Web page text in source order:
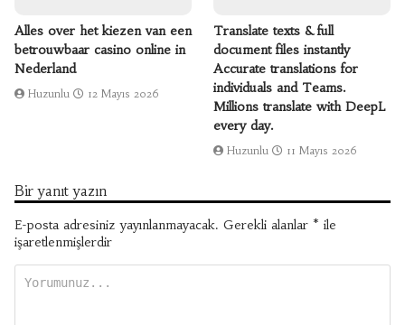
Alles over het kiezen van een
betrouwbaar casino online in
Nederland
Huzunlu 12 Mayıs 2026
Translate texts & full
document files instantly
Accurate translations for
individuals and Teams.
Millions translate with DeepL
every day.
Huzunlu 11 Mayıs 2026
Bir yanıt yazın
E-posta adresiniz yayınlanmayacak. Gerekli alanlar * ile
işaretlenmişlerdir